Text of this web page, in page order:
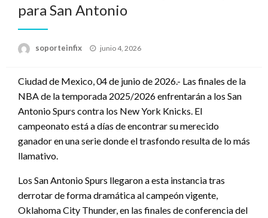
para San Antonio
soporteinfix
Publicado
junio 4, 2026
Ciudad de Mexico, 04 de junio de 2026.- Las finales de la
NBA de la temporada 2025/2026 enfrentarán a los San
Antonio Spurs contra los New York Knicks. El
campeonato está a días de encontrar su merecido
ganador en una serie donde el trasfondo resulta de lo más
llamativo.
Los San Antonio Spurs llegaron a esta instancia tras
derrotar de forma dramática al campeón vigente,
Oklahoma City Thunder, en las finales de conferencia del